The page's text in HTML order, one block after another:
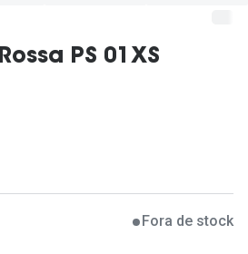
PS 01XS
Fora de stock